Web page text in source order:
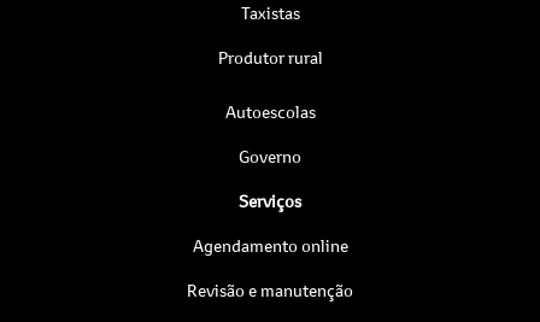
Taxistas
Produtor rural
Autoescolas
Governo
Serviços
Agendamento online
Revisão e manutenção